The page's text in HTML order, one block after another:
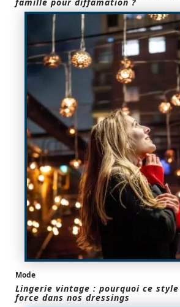
Mode
Lingerie vintage : pourquoi ce
force dans nos dressings